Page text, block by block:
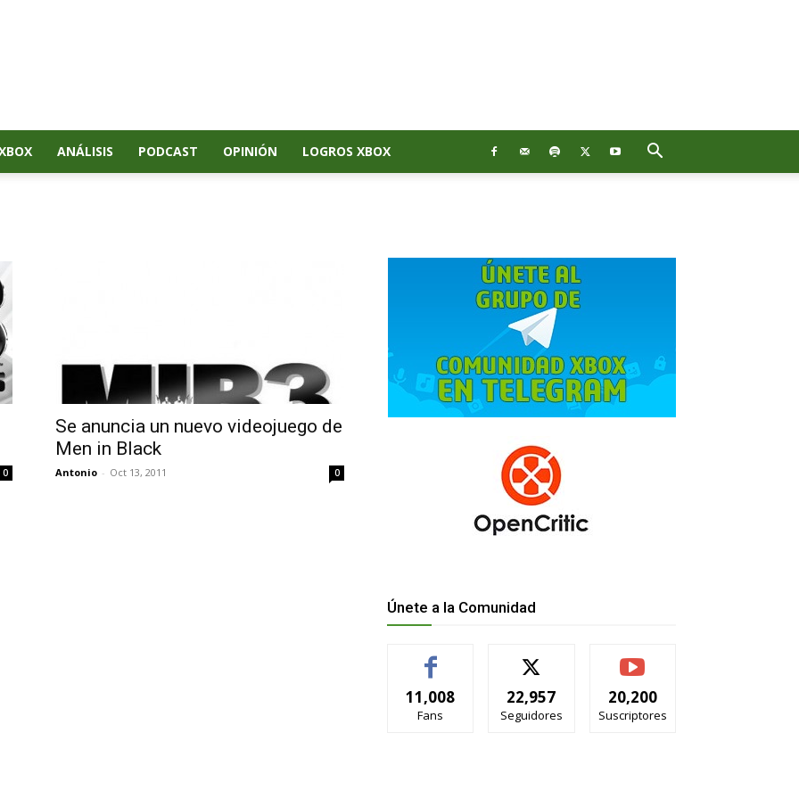
ANÁLISIS PODCAST OPINIÓN LOGROS XBOX
0
Se anuncia un nuevo videojuego de
Men in Black
Antonio - Oct 13, 2011 0
Únete a la Comunidad
11,008
Fans
22,957
Seguidores
20,200
Suscriptores